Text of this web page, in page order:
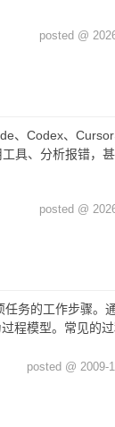
posted @
、Codex、
具、分析报错，
posted @
务的工作步骤。
程模型。常见的
posted @ 2009-